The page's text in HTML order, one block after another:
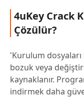
4uKey Crack
Çözülür?
'Kurulum
bozuk veya
kaynaklanır.
indirmek daha